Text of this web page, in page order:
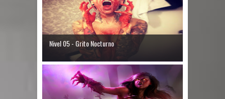
Nivel 05 - Grito Nocturno